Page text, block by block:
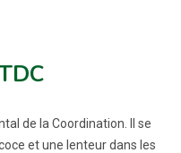
de la Coordination. Il se
et une lenteur dans les